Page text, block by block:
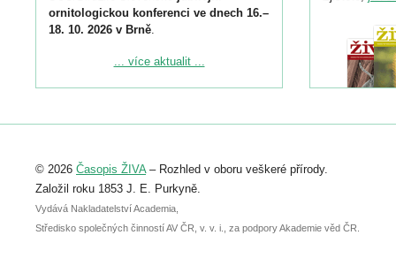
ornitologickou konferenci ve dnech 16.–
18. 10. 2026 v Brně.
Podrobnější informace ke konferenci
Registrovat se můžete do 6. září.
abstraktu přihlášené přednášky nebo
posteru je už 30. června.
... více aktualit ...
© 2026 Časopis ŽIVA– Rozhled v oboru veškeré přírody.
Založil roku 1853 J. E. Purkyně.
Vydává Nakladatelství Academia,
Středisko společných činností AV ČR, v. v. i., za podpory Akademie věd ČR.